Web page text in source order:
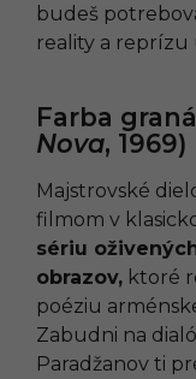
budeš
reality a reprízu
Farba
Nova, 1969)
Majstrovské
filmom v
sériu
obrazov, ktoré
poéziu
Zabudni na
Paradžanov ti